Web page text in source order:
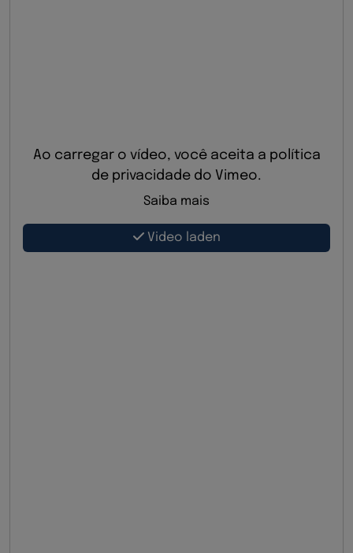
Ao carregar o vídeo, você aceita a política
de privacidade do Vimeo.
Saiba mais
Video laden